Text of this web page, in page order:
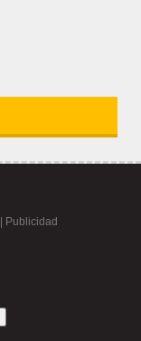
Publicidad